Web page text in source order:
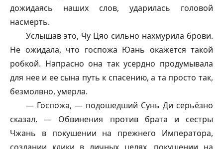
дожидаясь наших слов, ударилась головой
насмерть.
Услышав это, Чу Цяо сильно нахмурила брови.
Не ожидала, что госпожа Юань окажется такой
робкой. Напрасно она так усердно продумывала
для нее и ее сына путь к спасению, а та просто так,
безмолвно, умерла.
— Госпожа, — подошедший Сунь Ди серьёзно
сказал. — Обвинения против брата и сестры
Чжань в покушении на прежнего Императора,